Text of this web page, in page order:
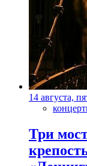
14 августа,
Три